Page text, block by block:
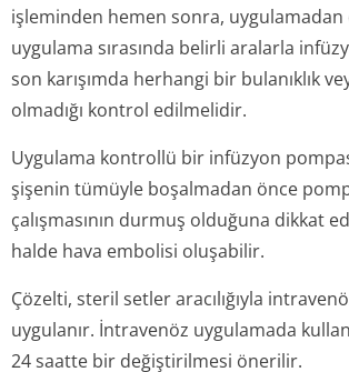
işleminden hemen sonra, uygulamadan
uygulama sırasında belirli aralarla
son karışımda herhangi bir bulanıklık
olmadığı kontrol edilmelidir.
Uygulama kontrollü bir infüzyon
şişenin tümüyle boşalmadan önce
çalışmasının durmuş olduğuna dikkat
halde hava embolisi oluşabilir.
Çözelti, steril setler aracılığıyla
uygulanır. İntravenöz uygulamada
24 saatte bir değiştirilmesi önerilir.